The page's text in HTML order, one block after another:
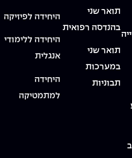
תואר שני
בהנדסה רפואית
תואר שני
במערכות
תבוניות
היחידה לפיזיקה
היחידה ללימודי
אנגלית
היחידה
למתמטיקה